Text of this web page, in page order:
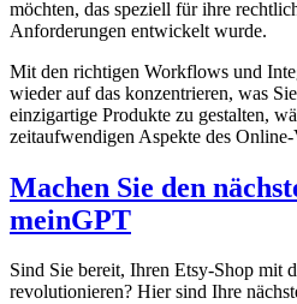
möchten, das speziell für ihre
Anforderungen entwickelt wurde.
Mit den richtigen Workflows und
wieder auf das konzentrieren, was
einzigartige Produkte zu gestalten,
zeitaufwendigen Aspekte des
Machen Sie den
meinGPT
Sind Sie bereit, Ihren Etsy-Shop mit
revolutionieren? Hier sind Ihre